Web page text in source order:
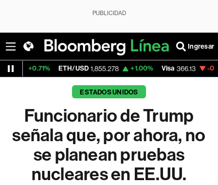
PUBLICIDAD
Ingresar
ETH/USD 1,855.278 +1.00% Visa 366.13 -0.04%
ESTADOS UNIDOS
Funcionario de Trump
señala que, por ahora, no
se planean pruebas
nucleares en EE.UU.